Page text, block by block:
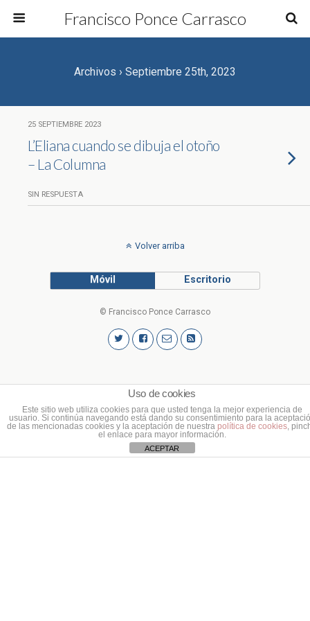
Francisco Ponce Carrasco
Archivos › Septiembre 25th, 2023
25 SEPTIEMBRE 2023
L’Eliana cuando se dibuja el otoño
– La Columna
SIN RESPUESTA
Volver arriba
Móvil Escritorio
© Francisco Ponce Carrasco
Uso de cookies
Este sitio web utiliza cookies para que usted tenga la mejor experiencia de
usuario. Si continúa navegando está dando su consentimiento para la
de las mencionadas cookies y la aceptación de nuestra política de cookies,
el enlace para mayor información.
ACEPTAR